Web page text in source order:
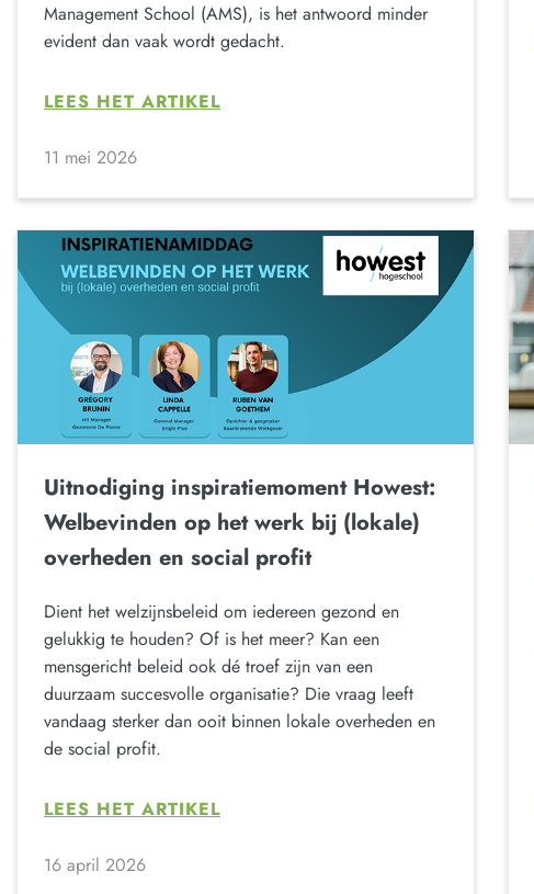
Management School (AMS), is het antwoord minder
evident dan vaak wordt gedacht.
LEES HET ARTIKEL
11 mei 2026
Uitnodiging inspiratiemoment Howest:
Welbevinden op het werk bij (lokale)
overheden en social profit
Dient het welzijnsbeleid om iedereen gezond en
gelukkig te houden? Of is het meer? Kan een
mensgericht beleid ook dé troef zijn van een
duurzaam succesvolle organisatie? Die vraag leeft
vandaag sterker dan ooit binnen lokale overheden en
de social profit.
LEES HET ARTIKEL
16 april 2026